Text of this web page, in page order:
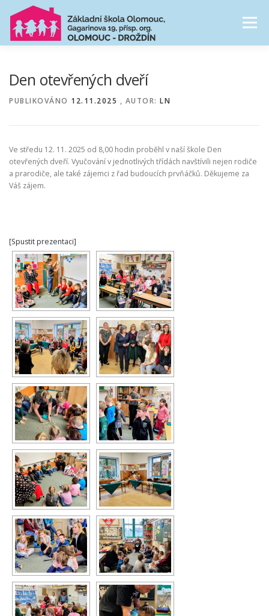
Přeskočit
obsah
Menu
PRO RODIČE
Den otevřených dveří
PUBLIKOVÁNO 12.11.2025 , AUTOR: LN
Ve středu 12. 11. 2025 od 8,00 hodin proběhl v naší škole Den
otevřených dveří. Vyučování v jednotlivých třídách navštívili nejen rodiče
a prarodiče, ale také zájemci z řad budoucích prvňáčků. Děkujeme za
Váš zájem.
[Spustit prezentaci]